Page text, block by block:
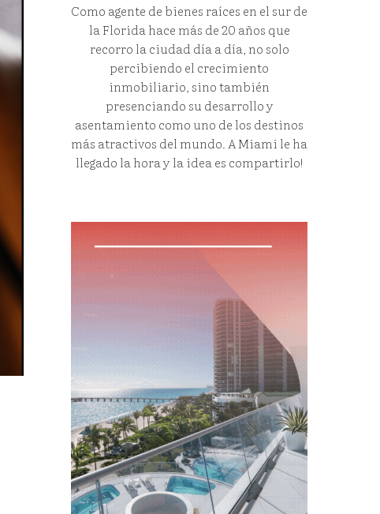
Como agente de bienes raíces en el sur de
la Florida hace más de 20 años que
recorro la ciudad día a día, no solo
percibiendo el crecimiento
inmobiliario, sino también
presenciando su desarrollo y
asentamiento como uno de los destinos
más atractivos del mundo. A Miami le ha
llegado la hora y la idea es compartirlo!